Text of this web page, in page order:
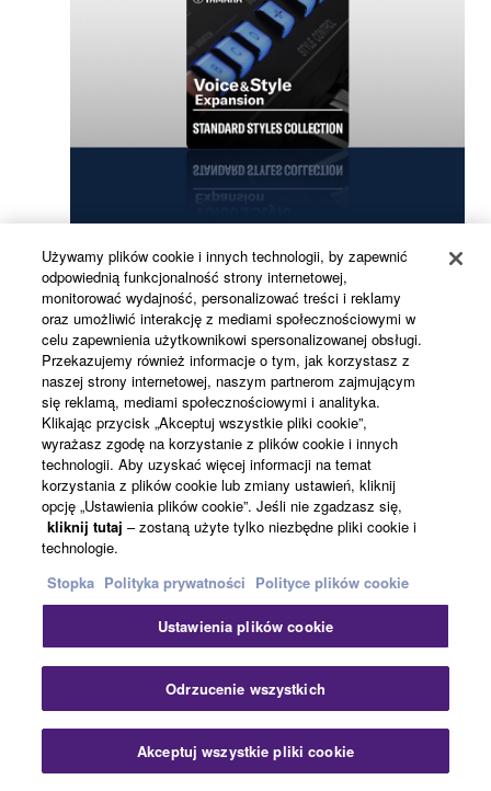
Rediscover the essence of everyday music with
the Standard Styles Collection for Genos2.
Learn more
Expansion Packs
Używamy plików cookie i innych technologii, by zapewnić
odpowiednią funkcjonalność strony internetowej,
monitorować wydajność, personalizować treści i reklamy
oraz umożliwić interakcję z mediami społecznościowymi w
celu zapewnienia użytkownikowi spersonalizowanej obsługi.
Przekazujemy również informacje o tym, jak korzystasz z
naszej strony internetowej, naszym partnerom zajmującym
się reklamą, mediami społecznościowymi i analityka.
Klikając przycisk „Akceptuj wszystkie pliki cookie”,
wyrażasz zgodę na korzystanie z plików cookie i innych
technologii. Aby uzyskać więcej informacji na temat
korzystania z plików cookie lub zmiany ustawień, kliknij
opcję „Ustawienia plików cookie”. Jeśli nie zgadzasz się,
kliknij tutaj – zostaną użyte tylko niezbędne pliki cookie i
technologie.
Stopka Polityka prywatności Polityce plików cookie
Ustawienia plików cookie
Odrzucenie wszystkich
Akceptuj wszystkie pliki cookie